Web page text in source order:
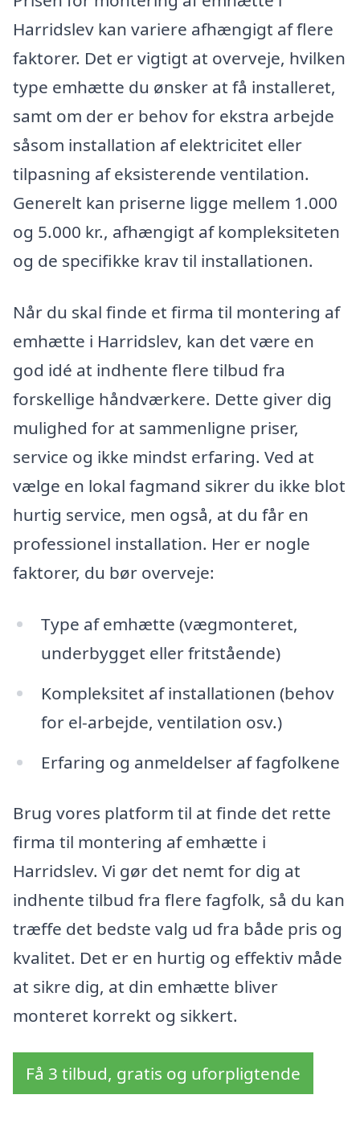
Harridslev kan variere afhængigt af flere
faktorer. Det er vigtigt at overveje, hvilken
type emhætte du ønsker at få installeret,
samt om der er behov for ekstra arbejde
såsom installation af elektricitet eller
tilpasning af eksisterende ventilation.
Generelt kan priserne ligge mellem 1.000
og 5.000 kr., afhængigt af kompleksiteten
og de specifikke krav til installationen.
Når du skal finde et firma til montering af
emhætte i Harridslev, kan det være en
god idé at indhente flere tilbud fra
forskellige håndværkere. Dette giver dig
mulighed for at sammenligne priser,
service og ikke mindst erfaring. Ved at
vælge en lokal fagmand sikrer du ikke blot
hurtig service, men også, at du får en
professionel installation. Her er nogle
faktorer, du bør overveje:
Type af emhætte (vægmonteret,
underbygget eller fritstående)
Kompleksitet af installationen (behov
for el-arbejde, ventilation osv.)
Erfaring og anmeldelser af fagfolkene
Brug vores platform til at finde det rette
firma til montering af emhætte i
Harridslev. Vi gør det nemt for dig at
indhente tilbud fra flere fagfolk, så du kan
træffe det bedste valg ud fra både pris og
kvalitet. Det er en hurtig og effektiv måde
at sikre dig, at din emhætte bliver
monteret korrekt og sikkert.
Få 3 tilbud, gratis og uforpligtende